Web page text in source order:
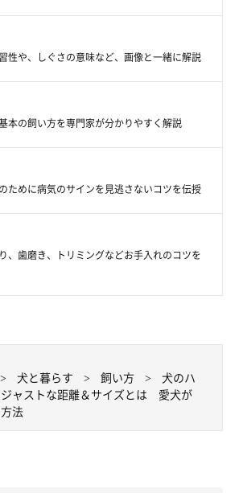
性や、しぐさの意味など、画像と一緒に解説
本の飼い方を専門家が分かりやすく解説
ために病気のサインを見逃さないコツを伝授
、歯磨き、トリミングなどお手入れのコツを
犬と暮らす 飼い方
犬のハ
ャストな距離＆サイズとは 愛犬が
法